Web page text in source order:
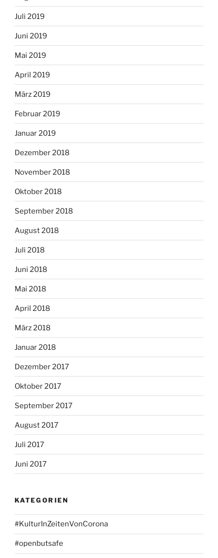
Juli 2019
Juni 2019
Mai 2019
April 2019
März 2019
Februar 2019
Januar 2019
Dezember 2018
November 2018
Oktober 2018
September 2018
August 2018
Juli 2018
Juni 2018
Mai 2018
April 2018
März 2018
Januar 2018
Dezember 2017
Oktober 2017
September 2017
August 2017
Juli 2017
Juni 2017
KATEGORIEN
#KulturInZeitenVonCorona
#openbutsafe